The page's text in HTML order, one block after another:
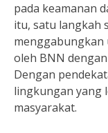
pada keamanan
itu, satu langkah
menggabungkan
oleh BNN
Dengan
lingkungan yang
masyarakat.